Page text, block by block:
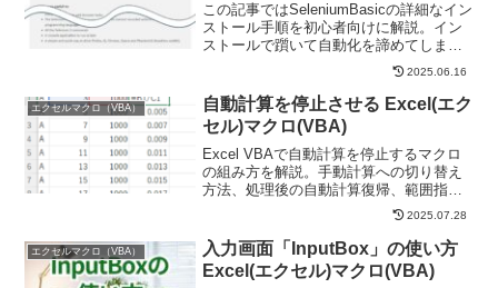
この記事ではSeleniumBasicの詳細なイン
ストール手順を初心者向けに解説。イン
ストールで躓いて自動化を諦めてしまい
そうになっていませんか？実は一つ一つ
丁寧に進めれば誰でもインストール可能
です。20年のエクセル指導経験ありのプ
ロが伝授します。
2025.06.16
エクセルマクロ（VBA）
自動計算を停止させる Excel(エク
セル)マクロ(VBA)
Excel VBAで自動計算を停止するマクロ
の組み方を解説。手動計算への切り替え
方法、処理後の自動計算復帰、範囲指定
再計算まで実例コード付きで学べます。
2025.07.28
エクセルマクロ（VBA）
入力画面「InputBox」の使い方
Excel(エクセル)マクロ(VBA)